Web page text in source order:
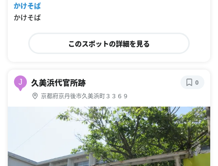
かけそば
かけそば
このスポットの詳細を見る
J 久美浜代官所跡
京都府京丹後市久美浜町３３６９
0